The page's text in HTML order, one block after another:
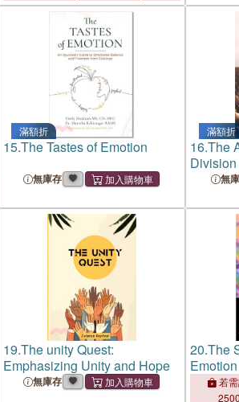
滿額折
15.The Tastes of Emotion
無庫存
滿額折
16.The
Division
無
19.The unity Quest:
Emphasizing Unity and Hope
無庫存
20.The
Emotion
若